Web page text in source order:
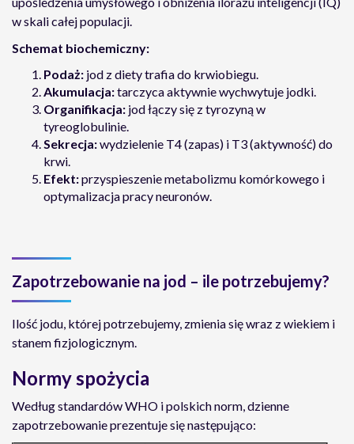
w skali całej populacji.
Schemat biochemiczny:
Podaż: jod z diety trafia do krwiobiegu.
Akumulacja:tarczyca aktywnie wychwytuje jodki.
Organifikacja: jod łączy się z tyrozyną w
tyreoglobulinie.
Sekrecja:wydzielenie T4 (zapas) i T3 (aktywność) do
krwi.
Efekt:przyspieszenie metabolizmu komórkowego i
optymalizacja pracy neuronów.
Zapotrzebowanie na jod – ile potrzebujemy?
Ilość jodu, której potrzebujemy, zmienia się wraz z wiekiem i
stanem fizjologicznym.
Normy spożycia
Według standardów WHO i polskich norm, dzienne
zapotrzebowanie prezentuje się następująco: